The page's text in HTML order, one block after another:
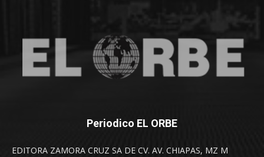
Periodico EL ORBE
EDITORA ZAMORA CRUZ SA DE CV. AV. CHIAPAS, MZ M